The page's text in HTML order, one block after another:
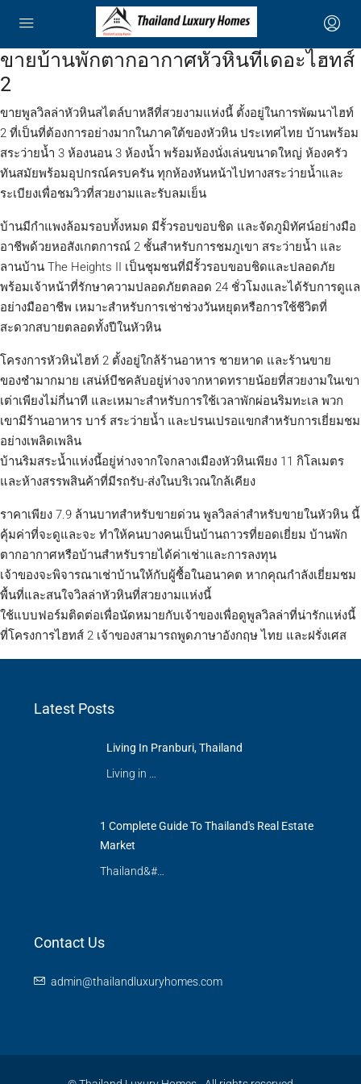
ขายบ้านพักตากอากาศหัวหินที่เดอะไฮทส์
2
ขายพูลวิลล่าหัวหินสไตล์บาหลีที่สวยงามแห่งนี้ ตั้งอยู่ในการพัฒนาไฮท์
2 ที่เป็นที่ต้องการอย่างมากในภาคใต้ของหัวหิน ประเทศไทย บ้านพร้อม
สระว่ายน้ำ 3 ห้องนอน 3 ห้องน้ำ พร้อมห้องนั่งเล่นขนาดใหญ่ ห้องครัว
ทันสมัยพร้อมอุปกรณ์ครบครัน ทุกห้องหันหน้าไปทางสระว่ายน้ำและ
ระเบียงเพื่อชมวิวที่สวยงามและรับลมเย็น
บ้านมีกำแพงล้อมรอบทั้งหมด มีรั้วรอบขอบชิด และจัดภูมิทัศน์อย่างมือ
อาชีพด้วยหอสังเกตการณ์ 2 ชั้นสำหรับการชมภูเขา สระว่ายน้ำ และ
ลานบ้าน The Heights II เป็นชุมชนที่มีรั้วรอบขอบชิดและปลอดภัย
พร้อมเจ้าหน้าที่รักษาความปลอดภัยตลอด 24 ชั่วโมงและได้รับการดูแล
อย่างมืออาชีพ เหมาะสำหรับการเช่าช่วงวันหยุดหรือการใช้ชีวิตที่
สะดวกสบายตลอดทั้งปีในหัวหิน
โครงการหัวหินไฮท์ 2 ตั้งอยู่ใกล้ร้านอาหาร ชายหาด และร้านขาย
ของชำมากมาย เสน่ห์บีชคลับอยู่ห่างจากหาดทรายน้อยที่สวยงามในเขา
เต่าเพียงไม่กี่นาที และเหมาะสำหรับการใช้เวลาพักผ่อนริมทะเล พวก
เขามีร้านอาหาร บาร์ สระว่ายน้ำ และปรนเปรอแขกสำหรับการเยี่ยมชม
อย่างเพลิดเพลิน
บ้านริมสระน้ำแห่งนี้อยู่ห่างจากใจกลางเมืองหัวหินเพียง 11 กิโลเมตร
และห้างสรรพสินค้าที่มีรถรับ-ส่งในบริเวณใกล้เคียง
ราคาเพียง 7.9 ล้านบาทสำหรับขายด่วน พูลวิลล่าสำหรับขายในหัวหิน นี้
คุ้มค่าที่จะดูและจะ ทำให้คนบางคนเป็นบ้านถาวรที่ยอดเยี่ยม บ้านพัก
ตากอากาศหรือบ้านสำหรับรายได้ค่าเช่าและการลงทุน
เจ้าของจะพิจารณาเช่าบ้านให้กับผู้ซื้อในอนาคต หากคุณกำลังเยี่ยมชม
พื้นที่และสนใจวิลล่าหัวหินที่สวยงามแห่งนี้
ใช้แบบฟอร์มติดต่อเพื่อนัดหมายกับเจ้าของเพื่อดูพูลวิลล่าที่น่ารักแห่งนี้
ที่โครงการไฮทส์ 2 เจ้าของสามารถพูดภาษาอังกฤษ ไทย และฝรั่งเศส
Latest Posts
Living In Pranburi, Thailand
Living in …
1 Complete Guide To Thailand's Real Estate
Market
Thailand&#…
Contact Us
admin@thailandluxuryhomes.com